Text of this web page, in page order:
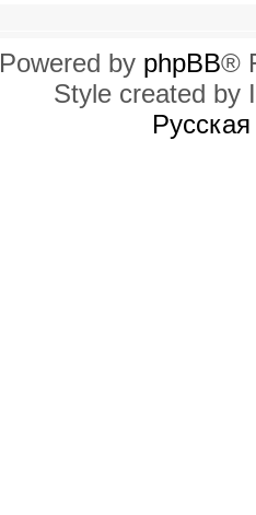
Powered by phpBB®
Style created by